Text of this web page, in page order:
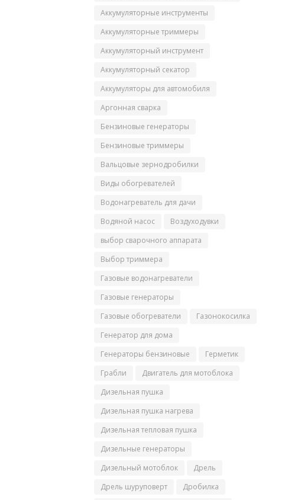
Аккумуляторные инструменты
Аккумуляторные триммеры
Аккумуляторный инструмент
Аккумуляторный секатор
Аккумуляторы для автомобиля
Аргонная сварка
Бензиновые генераторы
Бензиновые триммеры
Вальцовые зернодробилки
Виды обогревателей
Водонагреватель для дачи
Водяной насос
Воздуходувки
выбор сварочного аппарата
Выбор триммера
Газовые водонагреватели
Газовые генераторы
Газовые обогреватели
Газонокосилка
Генератор для дома
Генераторы бензиновые
Герметик
Грабли
Двигатель для мотоблока
Дизельная пушка
Дизельная пушка нагрева
Дизельная тепловая пушка
Дизельные генераторы
Дизельный мотоблок
Дрель
Дрель шуруповерт
Дробилка